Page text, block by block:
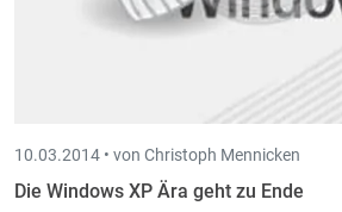
10.03.2014 • von Christoph Mennicken
Die Windows XP Ära geht zu Ende